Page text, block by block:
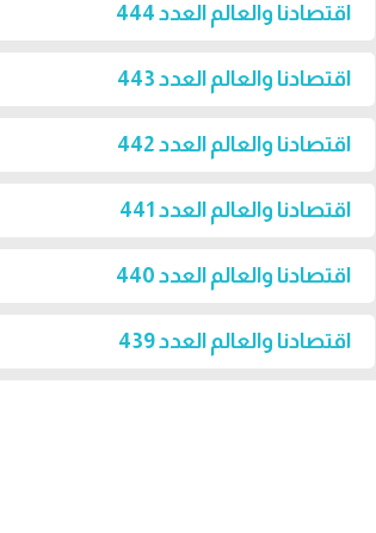
اقتصادنا والعالم العدد 444
اقتصادنا والعالم العدد 443
اقتصادنا والعالم العدد 442
اقتصادنا والعالم العدد 441
اقتصادنا والعالم العدد 440
اقتصادنا والعالم العدد 439